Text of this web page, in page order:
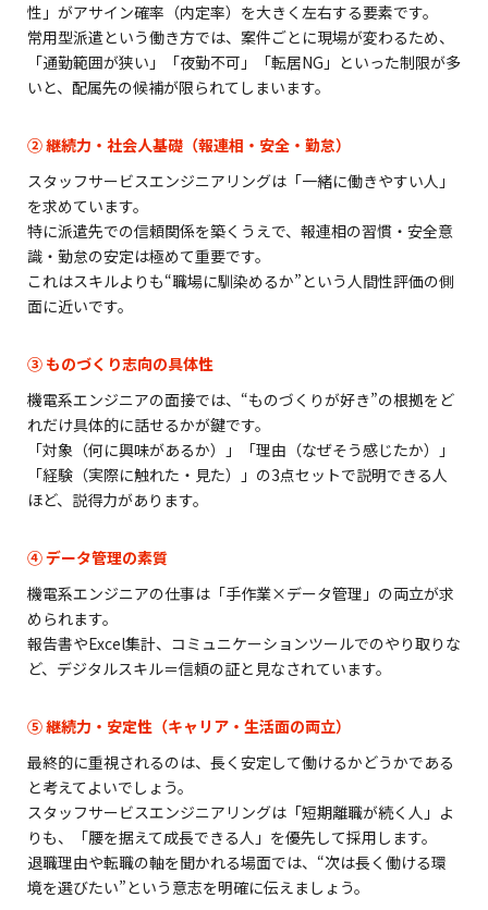
性」がアサイン確率（内定率）を大きく左右する要素です。
常用型派遣という働き方では、案件ごとに現場が変わるため、
「通勤範囲が狭い」「夜勤不可」「転居NG」といった制限が多
いと、配属先の候補が限られてしまいます。
② 継続力・社会人基礎（報連相・安全・勤怠）
スタッフサービスエンジニアリングは「一緒に働きやすい人」
を求めています。
特に派遣先での信頼関係を築くうえで、報連相の習慣・安全意
識・勤怠の安定は極めて重要です。
これはスキルよりも“職場に馴染めるか”という人間性評価の側
面に近いです。
③ ものづくり志向の具体性
機電系エンジニアの面接では、“ものづくりが好き”の根拠をど
れだけ具体的に話せるかが鍵です。
「対象（何に興味があるか）」「理由（なぜそう感じたか）」
「経験（実際に触れた・見た）」の3点セットで説明できる人
ほど、説得力があります。
④ データ管理の素質
機電系エンジニアの仕事は「手作業×データ管理」の両立が求
められます。
報告書やExcel集計、コミュニケーションツールでのやり取りな
ど、デジタルスキル＝信頼の証と見なされています。
⑤ 継続力・安定性（キャリア・生活面の両立）
最終的に重視されるのは、長く安定して働けるかどうかである
と考えてよいでしょう。
スタッフサービスエンジニアリングは「短期離職が続く人」よ
りも、「腰を据えて成長できる人」を優先して採用します。
退職理由や転職の軸を聞かれる場面では、“次は長く働ける環
境を選びたい”という意志を明確に伝えましょう。